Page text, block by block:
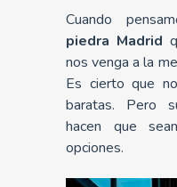
Cuando
piedra Madrid
nos venga a la
Es cierto que
baratas. Pero
hacen que
opciones.